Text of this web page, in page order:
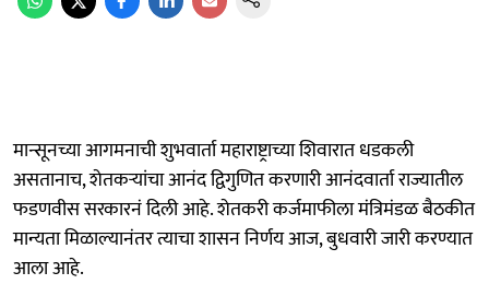
मान्सूनच्या आगमनाची शुभवार्ता महाराष्ट्राच्या शिवारात धडकली
असतानाच, शेतकऱ्यांचा आनंद द्विगुणित करणारी आनंदवार्ता राज्यातील
फडणवीस सरकारनं दिली आहे. शेतकरी कर्जमाफीला मंत्रिमंडळ बैठकीत
मान्यता मिळाल्यानंतर त्याचा शासन निर्णय आज, बुधवारी जारी करण्यात
आला आहे.